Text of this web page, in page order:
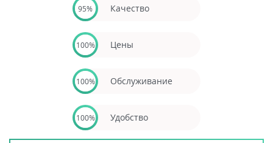
95% Качество
100% Цены
100% Обслуживание
100% Удобство